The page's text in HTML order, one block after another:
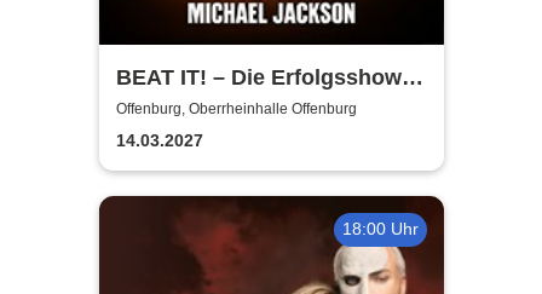
BEAT IT! – Die Erfolgsshow
über den King of Pop!
Offenburg, Oberrheinhalle Offenburg
14.03.2027
18:00 Uhr